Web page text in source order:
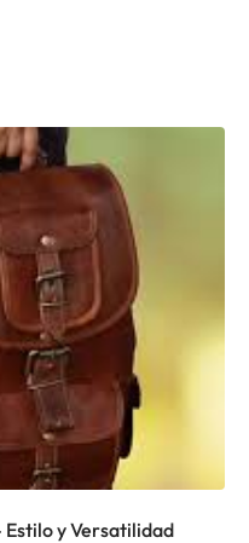
Estilo y Versatilidad